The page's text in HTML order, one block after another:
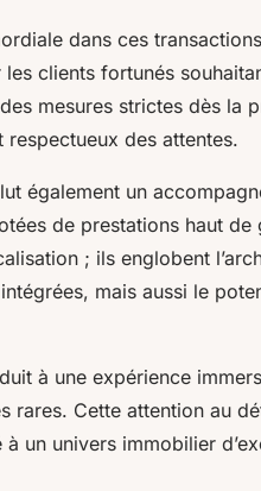
dans ces
clients fortunés
mesures strictes dès la
des attentes.
également un
de prestations haut
; ils englobent
mais aussi le
à une expérience
rares. Cette attention au
un univers immobilier